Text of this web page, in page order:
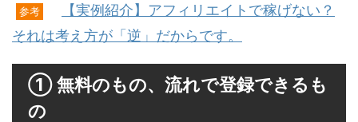
参考
【実例紹介】アフィリエイトで稼げない？
それは考え方が「逆」だからです。
① 無料のもの、流れで登録できるも
の